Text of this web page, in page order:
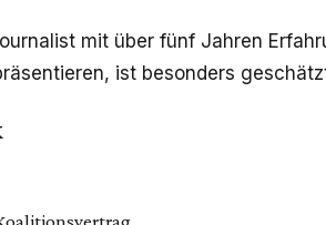
mit über fünf Jahren
ist besonders